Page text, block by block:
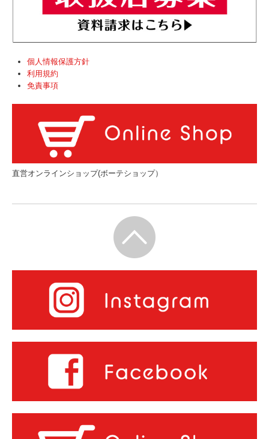
個人情報保護方針
利用規約
免責事項
直営オンラインショップ(ボーテショップ）